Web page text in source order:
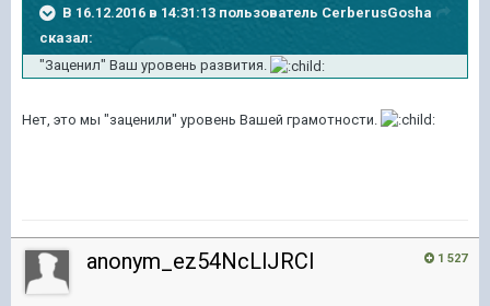
В 16.12.2016 в 14:31:13 пользователь CerberusGosha
сказал:
"Заценил" Ваш уровень развития.
Нет, это мы "заценили" уровень Вашей грамотности.
1 527
anonym_ez54NcLlJRCl